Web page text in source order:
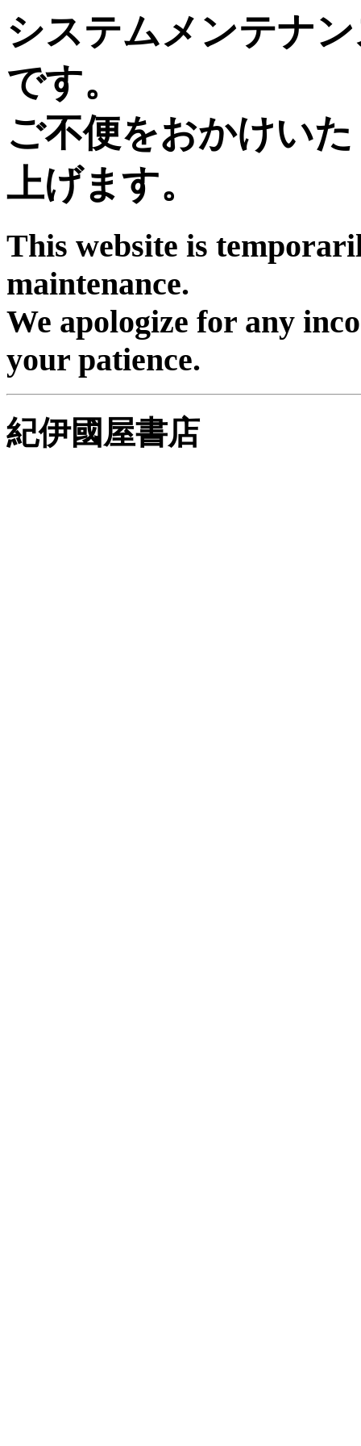
システムメンテナ
です。
ご不便をおかけい
上げます。
This website is
maintenance.
We apologize for any
your patience.
紀伊國屋書店